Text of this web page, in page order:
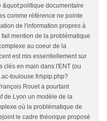
documentaire
comme référence ne pointe
de l'information propres à
fait mention de la problématique
au coeur de la
est mis essentiellement sur
clés en main dans l'ENT (ou
toulouse.fr/spip.php?
Rouet a pourtant
de Lyon un modèle de la
où la problématique de
le cadre théorique proposé